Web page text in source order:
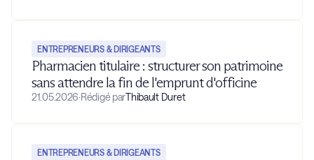
ENTREPRENEURS & DIRIGEANTS
Pharmacien titulaire : structurer son patrimoine
sans attendre la fin de l'emprunt d'officine
21.05.2026·Rédigé parThibault Duret
ENTREPRENEURS & DIRIGEANTS